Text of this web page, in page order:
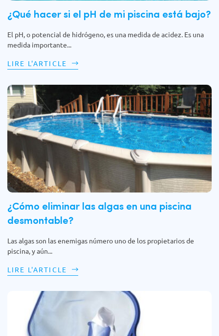
¿Qué hacer si el pH de mi piscina está bajo?
El pH, o potencial de hidrógeno, es una medida de acidez. Es una
medida importante...
LIRE L'ARTICLE
¿Cómo eliminar las algas en una piscina
desmontable?
Las algas son las enemigas número uno de los propietarios de
piscina, y aún...
LIRE L'ARTICLE